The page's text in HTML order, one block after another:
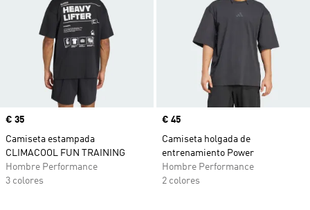
Precio
€ 35
Camiseta estampada
CLIMACOOL FUN TRAINING
Hombre Performance
3 colores
Precio
€ 45
Camiseta holgada de
entrenamiento Power
Hombre Performance
2 colores